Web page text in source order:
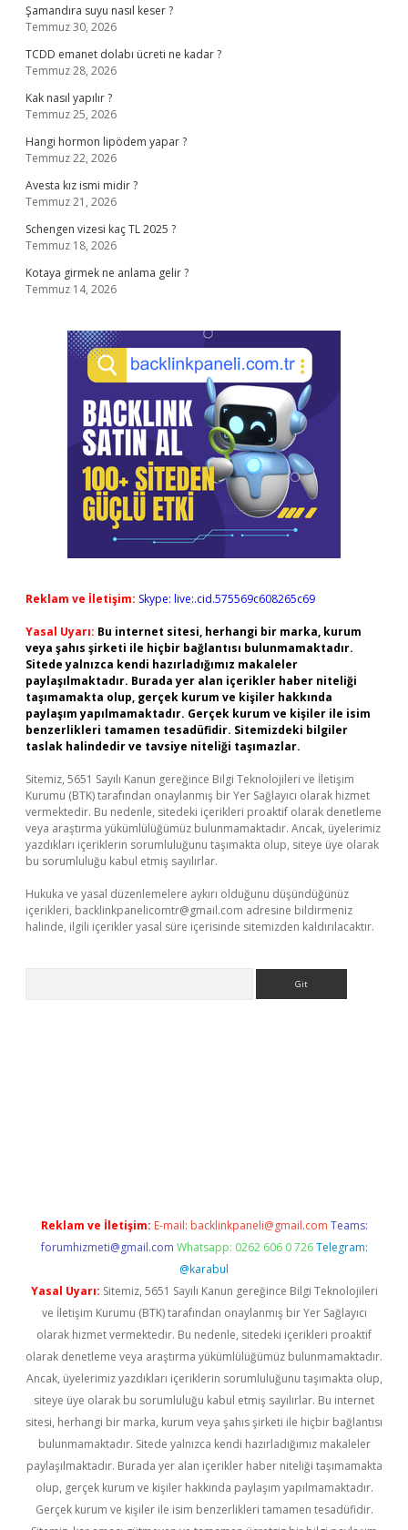
Şamandıra suyu nasıl keser ?
Temmuz 30, 2026
TCDD emanet dolabı ücreti ne kadar ?
Temmuz 28, 2026
Kak nasıl yapılır ?
Temmuz 25, 2026
Hangi hormon lipödem yapar ?
Temmuz 22, 2026
Avesta kız ismi midir ?
Temmuz 21, 2026
Schengen vizesi kaç TL 2025 ?
Temmuz 18, 2026
Kotaya girmek ne anlama gelir ?
Temmuz 14, 2026
Reklam ve İletişim: Skype: live:.cid.575569c608265c69
Yasal Uyarı: Bu internet sitesi, herhangi bir marka, kurum
veya şahıs şirketi ile hiçbir bağlantısı bulunmamaktadır.
Sitede yalnızca kendi hazırladığımız makaleler
paylaşılmaktadır. Burada yer alan içerikler haber niteliği
taşımamakta olup, gerçek kurum ve kişiler hakkında
paylaşım yapılmamaktadır. Gerçek kurum ve kişiler ile isim
benzerlikleri tamamen tesadüfidir. Sitemizdeki bilgiler
taslak halindedir ve tavsiye niteliği taşımazlar.
Sitemiz, 5651 Sayılı Kanun gereğince Bilgi Teknolojileri ve İletişim
Kurumu (BTK) tarafından onaylanmış bir Yer Sağlayıcı olarak hizmet
vermektedir. Bu nedenle, sitedeki içerikleri proaktif olarak denetleme
veya araştırma yükümlülüğümüz bulunmamaktadır. Ancak, üyelerimiz
yazdıkları içeriklerin sorumluluğunu taşımakta olup, siteye üye olarak
bu sorumluluğu kabul etmiş sayılırlar.
Hukuka ve yasal düzenlemelere aykırı olduğunu düşündüğünüz
içerikleri, backlinkpanelicomtr@gmail.com adresine bildirmeniz
halinde, ilgili içerikler yasal süre içerisinde sitemizden kaldırılacaktır.
Reklam ve İletişim: E-mail: backlinkpaneli@gmail.com Teams:
forumhizmeti@gmail.com Whatsapp: 0262 606 0 726 Telegram:
@karabul
Yasal Uyarı: Sitemiz, 5651 Sayılı Kanun gereğince Bilgi Teknolojileri
ve İletişim Kurumu (BTK) tarafından onaylanmış bir Yer Sağlayıcı
olarak hizmet vermektedir. Bu nedenle, sitedeki içerikleri proaktif
olarak denetleme veya araştırma yükümlülüğümüz bulunmamaktadır.
Ancak, üyelerimiz yazdıkları içeriklerin sorumluluğunu taşımakta olup,
siteye üye olarak bu sorumluluğu kabul etmiş sayılırlar. Bu internet
sitesi, herhangi bir marka, kurum veya şahıs şirketi ile hiçbir bağlantısı
bulunmamaktadır. Sitede yalnızca kendi hazırladığımız makaleler
paylaşılmaktadır. Burada yer alan içerikler haber niteliği taşımamakta
olup, gerçek kurum ve kişiler hakkında paylaşım yapılmamaktadır.
Gerçek kurum ve kişiler ile isim benzerlikleri tamamen tesadüfidir.